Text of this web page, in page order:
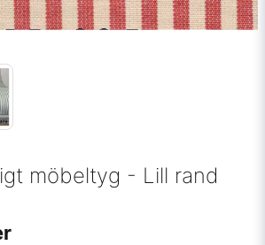
möbeltyg - Lill rand